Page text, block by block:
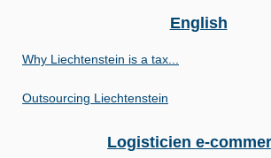
English
Why Liechtenstein is a tax...
Outsourcing Liechtenstein
Logisticien e-